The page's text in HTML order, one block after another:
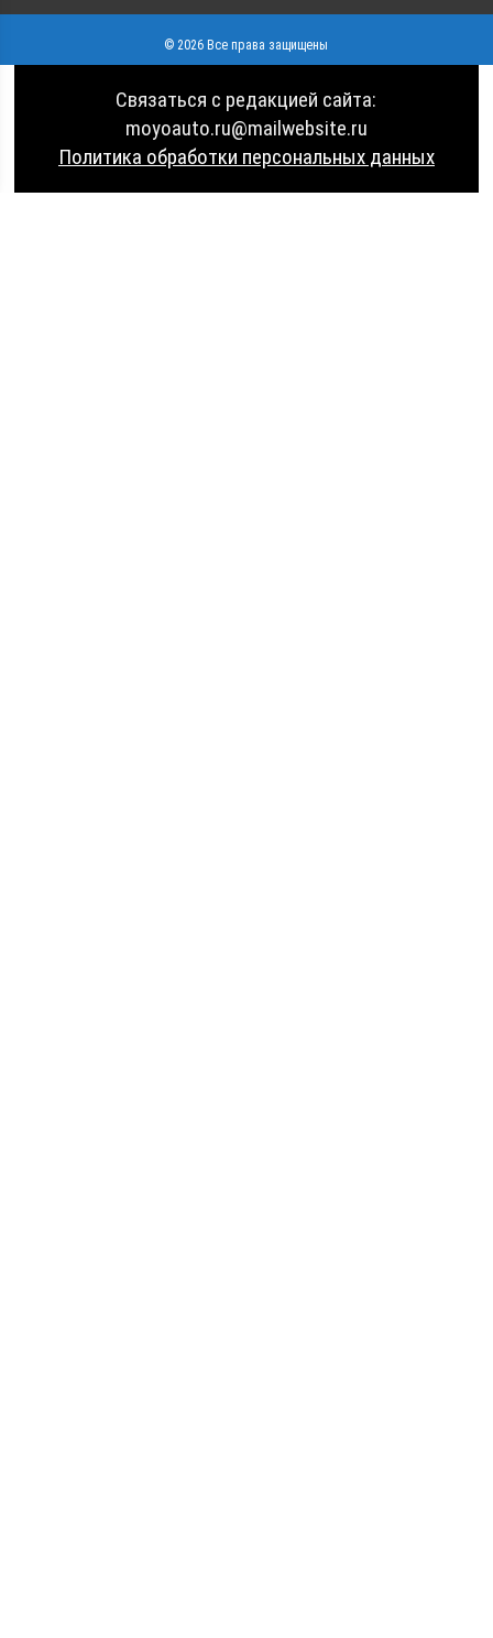
© 2026 Все права защищены
Связаться с редакцией сайта:
moyoauto.ru@mailwebsite.ru
Политика обработки персональных данных